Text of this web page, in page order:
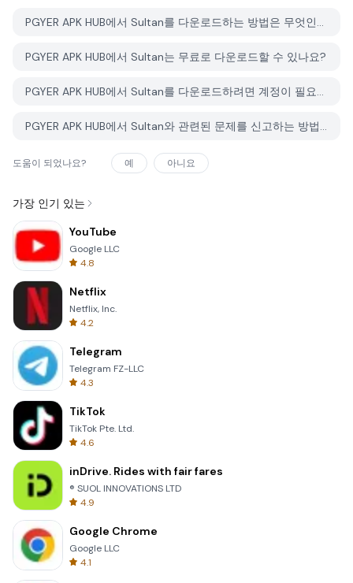
PGYER APK HUB에서 Sultan를 다운로드하는 방법은 무엇인가요?
PGYER APK HUB에서 Sultan는 무료로 다운로드할 수 있나요?
PGYER APK HUB에서 Sultan를 다운로드하려면 계정이 필요한가요?
PGYER APK HUB에서 Sultan와 관련된 문제를 신고하는 방법은 무엇인가요?
도움이 되었나요? 예 아니요
가장 인기 있는
YouTube
Google LLC
4.8
Netflix
Netflix, Inc.
4.2
Telegram
Telegram FZ-LLC
4.3
TikTok
TikTok Pte. Ltd.
4.6
inDrive. Rides with fair fares
® SUOL INNOVATIONS LTD
4.9
Google Chrome
Google LLC
4.1